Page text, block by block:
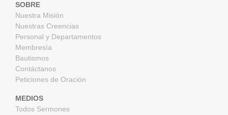
SOBRE
Nuestra Misión
Nuestras Creencias
Personal y Departamentos
Membresía
Bautismos
Contáctanos
Peticiones de Oración
MEDIOS
Todos Sermones